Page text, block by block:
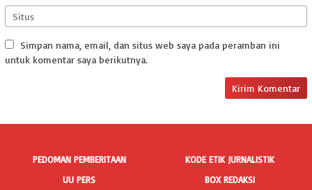
Simpan nama, email, dan situs web saya pada peramban ini
untuk komentar saya berikutnya.
PEDOMAN PEMBERITAAN
KODE ETIK JURNALISTIK
UU PERS
BOX REDAKSI